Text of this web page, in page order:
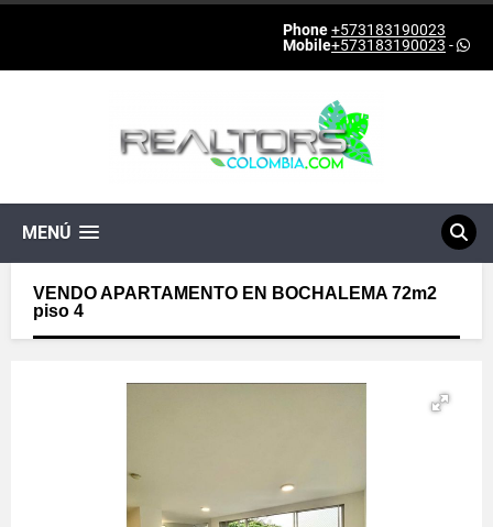
Phone+573183190023
Mobile+573183190023 -
MENÚ
VENDO APARTAMENTO EN BOCHALEMA 72m2
piso 4